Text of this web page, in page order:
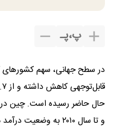
پ،پـ
در سطح جهانی، سهم کشور‌های
و تا سال ۲۰۱۰ به